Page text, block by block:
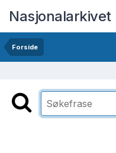
Nasjonalarkivet
Forside